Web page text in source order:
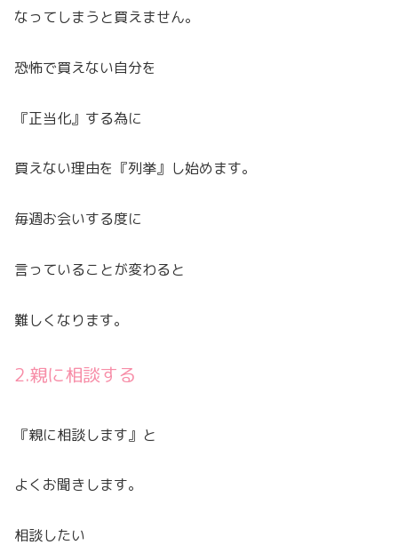
なってしまうと買えません。
恐怖で買えない自分を
『正当化』する為に
買えない理由を『列挙』し始めます。
毎週お会いする度に
言っていることが変わると
難しくなります。
2.親に相談する
『親に相談します』と
よくお聞きします。
相談したい